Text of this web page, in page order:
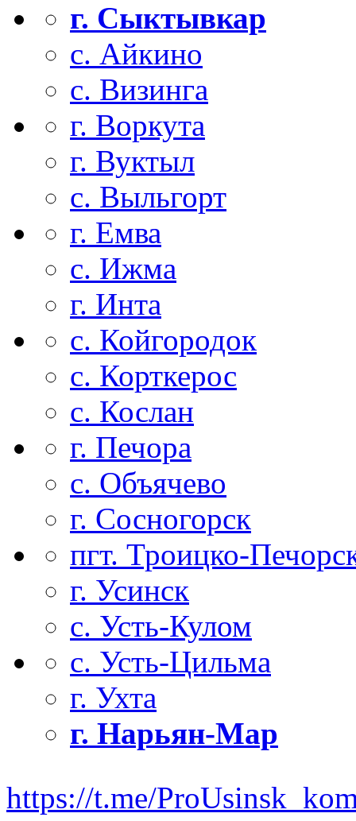
г. Сыктывкар
с. Айкино
с. Визинга
г. Воркута
г. Вуктыл
с. Выльгорт
г. Емва
с. Ижма
г. Инта
с. Койгородок
с. Корткерос
с. Кослан
г. Печора
с. Объячево
г. Сосногорск
пгт. Троицко-
г. Усинск
с. Усть-Кулом
с. Усть-Цильма
г. Ухта
г. Нарьян-Мар
https://t.me/